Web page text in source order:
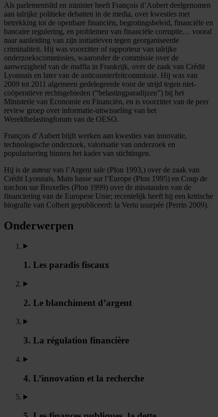
Als parlementslid en minister heeft François d’Aubert deelgenomen
aan talrijke politieke debatten in de media, over kwesties met
betrekking tot de openbare financiën, begrotingsbeleid, financiële en
bancaire regulering, en problemen van financiële corruptie… vooral
naar aanleiding van zijn initiatieven tegen georganiseerde
criminaliteit. Hij was voorzitter of rapporteur van talrijke
onderzoekscommissies, waaronder de commissie over de
aanwezigheid van de maffia in Frankrijk, over de zaak van Crédit
Lyonnais en later van de anticounterfeitcommissie. Hij was van
2009 tot 2011 algemeen gedelegeerde voor de strijd tegen niet-
coöperatieve rechtsgebieden (“belastingparadijzen”) bij het
Ministerie van Economie en Financiën, en is voorzitter van de peer
review groep over informatie-uitwisseling van het
Wereldbelastingforum van de OESO.
François d’Aubert blijft werken aan kwesties van innovatie,
technologische onderzoek, valorisatie van onderzoek en
popularisering binnen het kader van stichtingen.
Hij is de auteur van l’Argent sale (Plon 1993,) over de zaak van
Crédit Lyonnais, Main basse sur l’Europe (Plon 1995) en Coup de
torchon sur Bruxelles (Plon 1999) over de misstanden van de
financiering van de Europese Unie; recentelijk heeft hij een kritische
biografie van Colbert gepubliceerd: la Vertu usurpée (Perrin 2009).
Onderwerpen
1. Les paradis fiscaux
2. Le blanchiment d’argent
3. La régulation financière
4. L’innovation et la recherche